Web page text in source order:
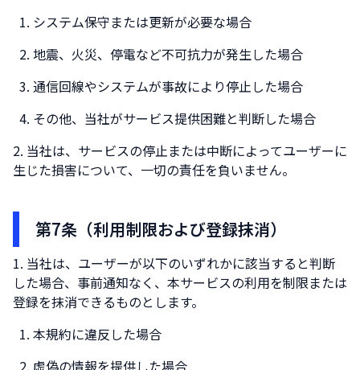
システム保守または更新が必要な場合
地震、火災、停電など不可抗力が発生した場合
通信回線やシステムが事故により停止した場合
その他、当社がサービス提供困難と判断した場合
当社は、サービスの停止または中断によってユーザーに
生じた損害について、一切の責任を負いません。
第7条（利用制限および登録抹消）
当社は、ユーザーが以下のいずれかに該当すると判断
した場合、事前通知なく、本サービスの利用を制限または
登録を抹消できるものとします。
本規約に違反した場合
虚偽の情報を提供した場合